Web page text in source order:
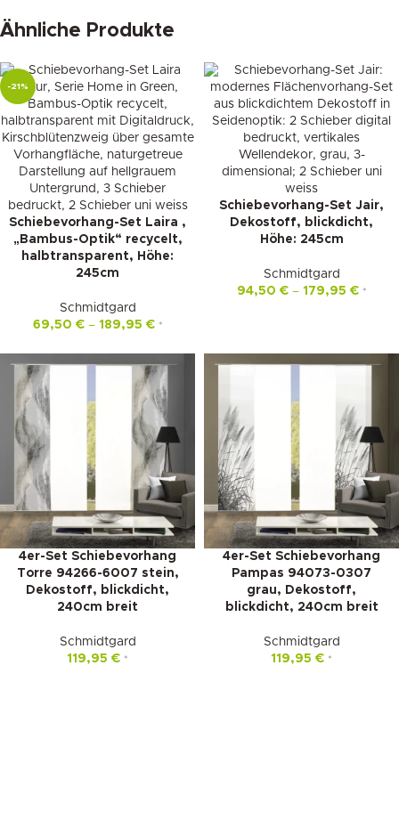
Ähnliche Produkte
-21%
Schiebevorhang-Set Laira ,
„Bambus-Optik“ recycelt,
halbtransparent, Höhe:
245cm
Schmidtgard
69,50 €– 189,95 € *
Schiebevorhang-Set Jair,
Dekostoff, blickdicht,
Höhe: 245cm
Schmidtgard
94,50 €– 179,95 € *
4er-Set Schiebevorhang
Torre 94266-6007 stein,
Dekostoff, blickdicht,
240cm breit
Schmidtgard
119,95 € *
4er-Set Schiebevorhang
Pampas 94073-0307
grau, Dekostoff,
blickdicht, 240cm breit
Schmidtgard
119,95 € *